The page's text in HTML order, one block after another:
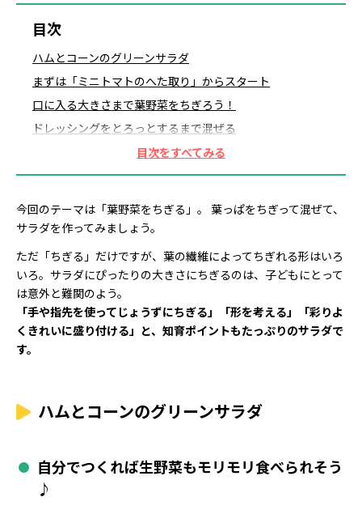
目次
ハムとコーンのグリーンサラダ
まずは「ミニトマトのへた取り」からスタート
口に入る大きさまで葉野菜をちぎろう！
ドレッシングをとろっとするまで混ぜる
野菜を混ぜてつやつやにしよう
お皿に盛り付けて完成！
今回のテーマは「葉野菜をちぎる」。 葉っぱをちぎって混ぜて、
サラダを作ってみましょう。
ただ「ちぎる」だけですが、葉の繊維によってちぎれる形はいろ
いろ。サラダにぴったりの大きさにちぎるのは、子どもにとって
は意外と難関のよう。
「手や指先を使ってじょうずにちぎる」「形を考える」「彩りよ
くきれいに盛り付ける」と、知育ポイントもたっぷりのサラダで
す。
ハムとコーンのグリーンサラダ
自分でつくれば生野菜もモリモリ食べられそう
♪